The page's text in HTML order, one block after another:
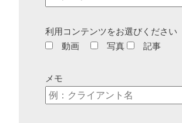
利用コンテンツをお選びください
動画
写真 記事
メモ